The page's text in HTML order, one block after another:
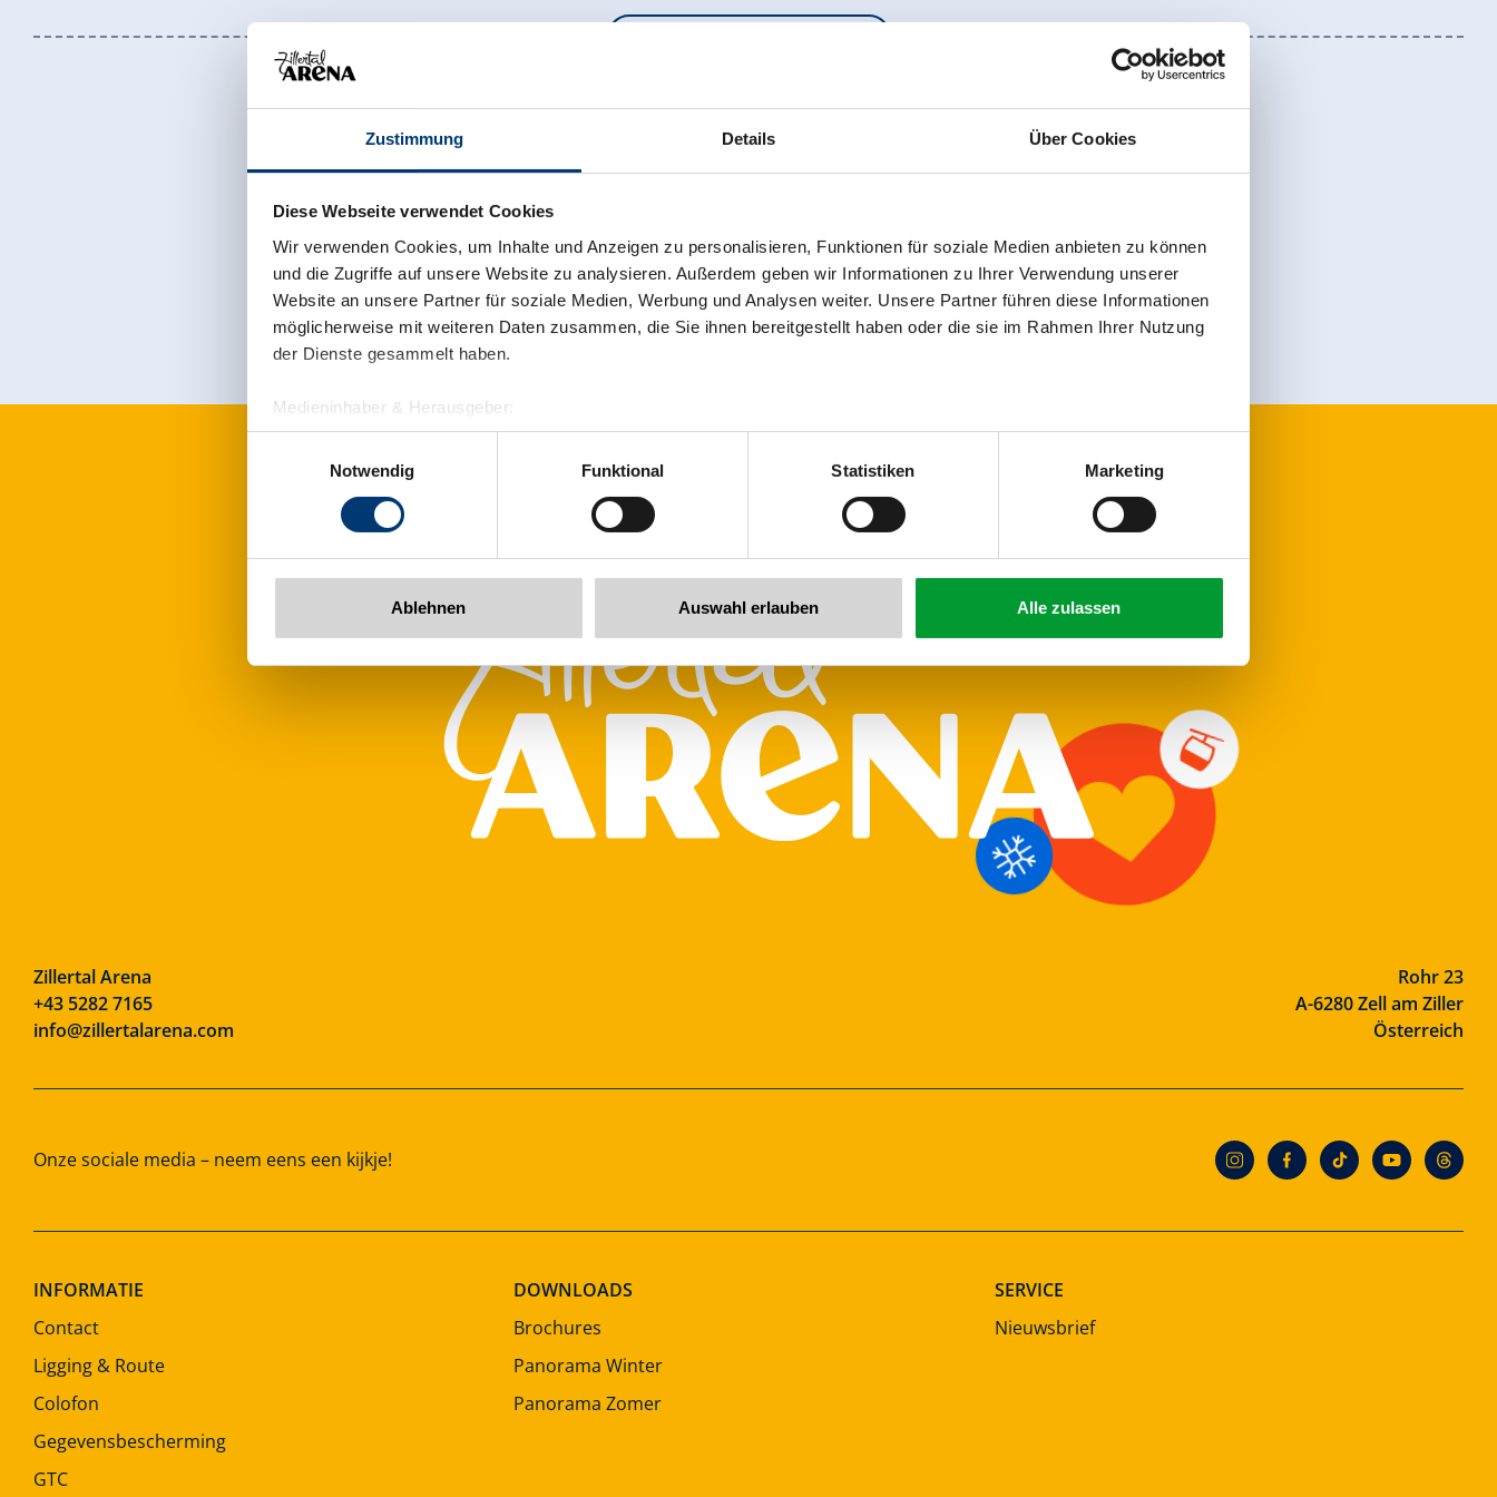
Zustimmung Details Über Cookies
Diese Webseite verwendet Cookies
Wir verwenden Cookies, um Inhalte und Anzeigen zu personalisieren, Funktionen für soziale Medien anbieten zu können
und die Zugriffe auf unsere Website zu analysieren. Außerdem geben wir Informationen zu Ihrer Verwendung unserer
Website an unsere Partner für soziale Medien, Werbung und Analysen weiter. Unsere Partner führen diese Informationen
möglicherweise mit weiteren Daten zusammen, die Sie ihnen bereitgestellt haben oder die sie im Rahmen Ihrer Nutzung
der Dienste gesammelt haben.
Medieninhaber & Herausgeber:
Zeller Bergbahnen Zillertal GmbH & Co KG
Rohr 23// A-6280 Zell am Ziller
www.zillertalarena.com
Notwendig
Funktional Statistiken Marketing
Ablehnen Auswahl erlauben Alle zulassen
Meld u nu aan voor de nieuwsbrief! Registreer
Zillertal Arena
+43 5282 7165
info@zillertalarena.com
Rohr 23
A-6280 Zell am Ziller
Österreich
Onze sociale media – neem eens een kijkje!
INFORMATIE
Contact
Ligging & Route
Colofon
Gegevensbescherming
GTC
DOWNLOADS
Brochures
Panorama Winter
Panorama Zomer
SERVICE
Nieuwsbrief